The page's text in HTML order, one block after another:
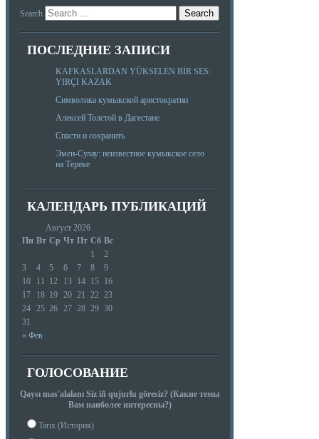
Search
ПОСЛЕДНИЕ ЗАПИСИ
KAFKASLARDAN YÜKSELEN BİR SES:
YIRÇI KAZAK
Символика кумыкской аристократии
Алексей Толстой в Дагестане
Спасти и сохранить
Эмен-Сулау: неизвестное кумыкское село
на Тереке
КАЛЕНДАРЬ ПУБЛИКАЦИЙ
Август 2026
Пн Вт Ср Чт Пт Сб Вс
« Фев
1
2
3
4 5 6 7 8
9
10
11 12 13 14 15 16
17
18 19 20 21 22 23
24 25 26 27 28 29 30
31
ГОЛОСОВАНИЕ
Qaysı mas'alalanı Siz iñ qujurlu göresiz? (Какие темы
Вам наиболее интересны?)
Tarix (История)